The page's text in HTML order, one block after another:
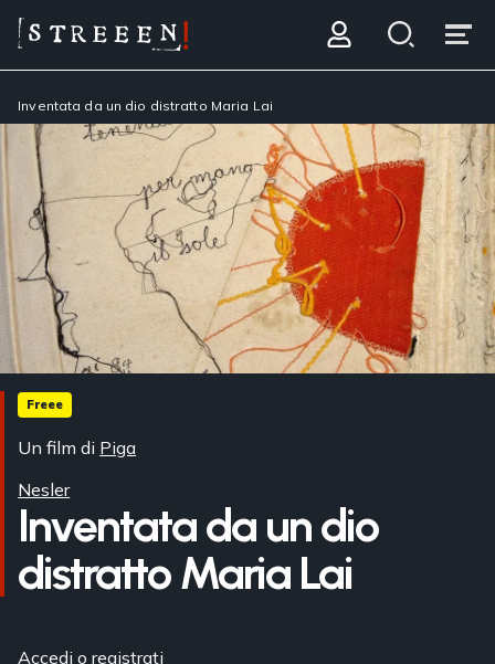
Inventata da un dio distratto Maria Lai
Freee
Un film di Piga
Nesler
Inventata da un dio
distratto Maria Lai
Accedi oregistrati